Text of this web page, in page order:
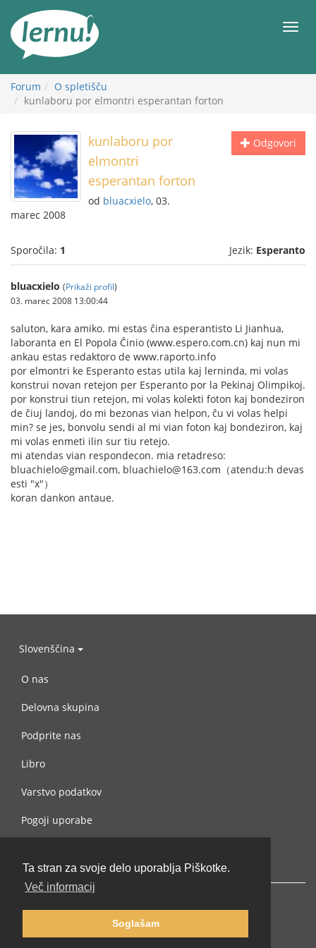
Ta stran za svoje delo uporablja Piškotke.
Več informacij
Soglašam
vsebini
Meni
Forum
O spletišču
kunlaboru por elmontri esperantan forton
Odgovori
kunlaboru por
elmontri
esperantan forton
od bluacxielo, 03.
marec 2008
Sporočila: 1 Jezik: Esperanto
bluacxielo (Prikaži profil)
03. marec 2008 13:00:44
saluton, kara amiko. mi estas ĉina esperantisto Li Jianhua,
laboranta en El Popola Ĉinio (www.espero.com.cn) kaj nun mi
ankau estas redaktoro de www.raporto.info
por elmontri ke Esperanto estas utila kaj lerninda, mi volas
konstrui novan retejon per Esperanto por la Pekinaj Olimpikoj.
por konstrui tiun retejon, mi volas kolekti foton kaj bondeziron
de ĉiuj landoj, do mi bezonas vian helpon, ĉu vi volas helpi
min? se jes, bonvolu sendi al mi vian foton kaj bondeziron, kaj
mi volas enmeti ilin sur tiu retejo.
mi atendas vian respondecon. mia retadreso:
bluachielo@gmail.com, bluachielo@163.com（atendu:h devas
esti "x"）
koran dankon antaue.
Slovenščina
O nas
Delovna skupina
Podprite nas
Libro
Varstvo podatkov
Pogoji uporabe
© 2002-2026 lernu.net |Impressum